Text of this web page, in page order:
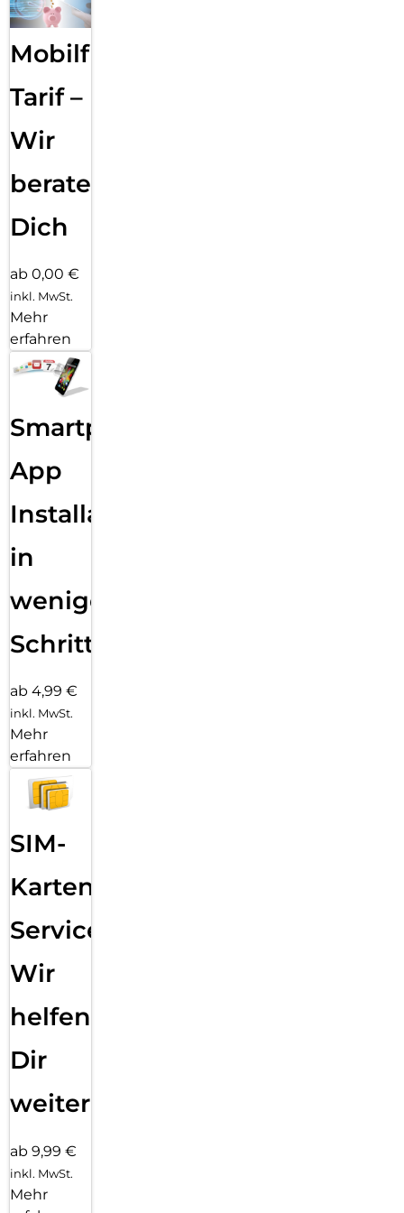
Mobilfunk
Tarif –
Wir
beraten
Dich
ab 0,00 €
inkl. MwSt.
Mehr
erfahren
Smartphone
App
Installation
in
wenigen
Schritten
ab 4,99 €
inkl. MwSt.
Mehr
erfahren
SIM-
Karten
Service:
Wir
helfen
Dir
weiter
ab 9,99 €
inkl. MwSt.
Mehr